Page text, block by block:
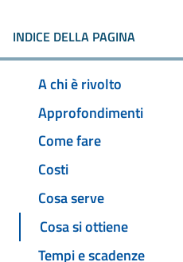
INDICE DELLA PAGINA
A chi è rivolto
Approfondimenti
Come fare
Costi
Cosa serve
Cosa si ottiene
Tempi e scadenze